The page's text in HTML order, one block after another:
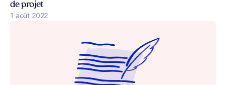
de projet
Publié le
1 août 2022